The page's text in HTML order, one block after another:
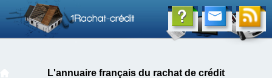
L'annuaire français du rachat de crédit